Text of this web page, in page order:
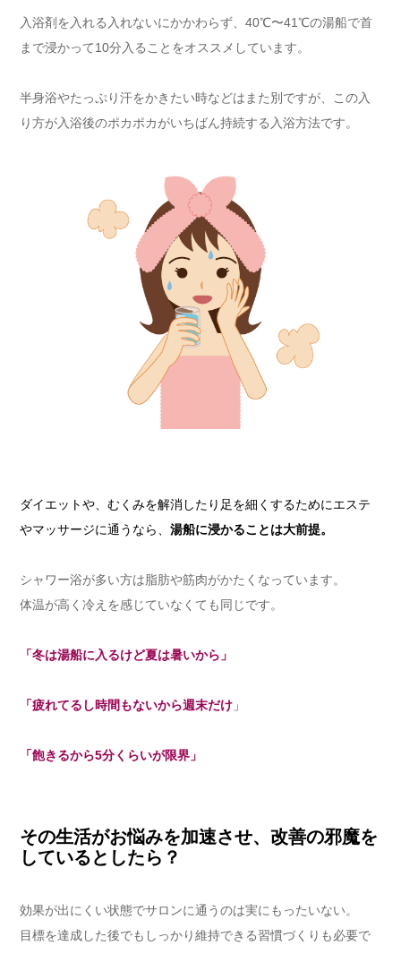
入浴剤を入れる入れないにかかわらず、40℃〜41℃の湯船で首
まで浸かって10分入ることをオススメしています。
半身浴やたっぷり汗をかきたい時などはまた別ですが、この入
り方が入浴後のポカポカがいちばん持続する入浴方法です。
ダイエットや、むくみを解消したり足を細くするためにエステ
やマッサージに通うなら、 湯船に浸かることは大前提。
シャワー浴が多い方は脂肪や筋肉がかたくなっています。
体温が高く冷えを感じていなくても同じです。
「冬は湯船に入るけど夏は暑いから」
「疲れてるし時間もないから週末だけ 」
「飽きるから5分くらいが限界」
その生活がお悩みを加速させ、改善の邪魔を
しているとしたら？
効果が出にくい状態でサロンに通うのは実にもったいない。
目標を達成した後でもしっかり維持できる習慣づくりも必要で